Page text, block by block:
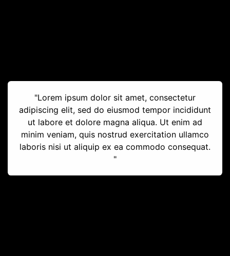
"Lorem ipsum dolor sit amet, consectetur
adipiscing elit, sed do eiusmod tempor incididunt
ut labore et dolore magna aliqua. Ut enim ad
minim veniam, quis nostrud exercitation ullamco
laboris nisi ut aliquip ex ea commodo consequat.
"